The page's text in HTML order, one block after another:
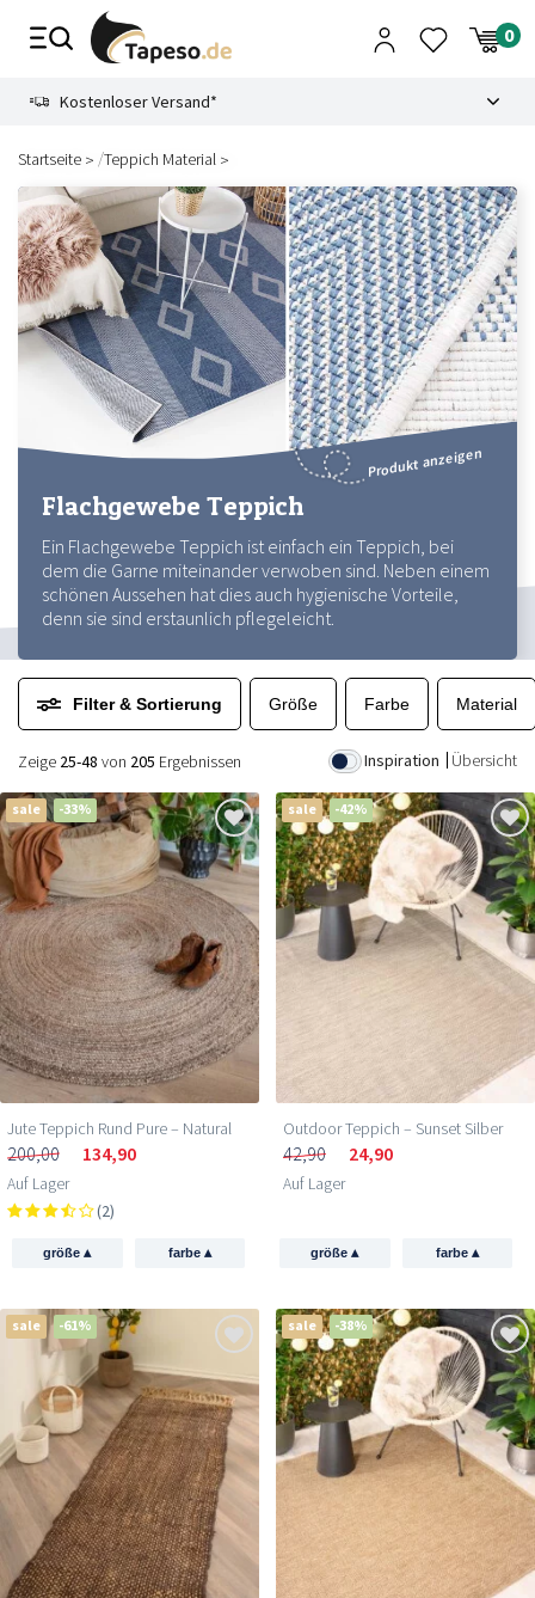
Zusammenbruch
Kostenloser Versand*
Startseite /Teppich Material
Flachgewebe Teppich
Ein Flachgewebe Teppich ist einfach ein Teppich, bei
dem die Garne miteinander verwoben sind. Neben einem
schönen Aussehen hat dies auch hygienische Vorteile,
denn sie sind erstaunlich pflegeleicht.
Produkt anzeigen
Filter & Sortierung Größe Farbe Material
Inspiration Übersicht
Zeige 25-48 von 205 Ergebnissen
sale -33%
Jute Teppich Rund Pure – Natural
200,00 134,90
Auf Lager
(2)
größe▴ farbe ▴
sale -42%
Outdoor Teppich – Sunset Silber
42,90 24,90
Auf Lager
größe▴ farbe ▴
sale -61% sale -38%